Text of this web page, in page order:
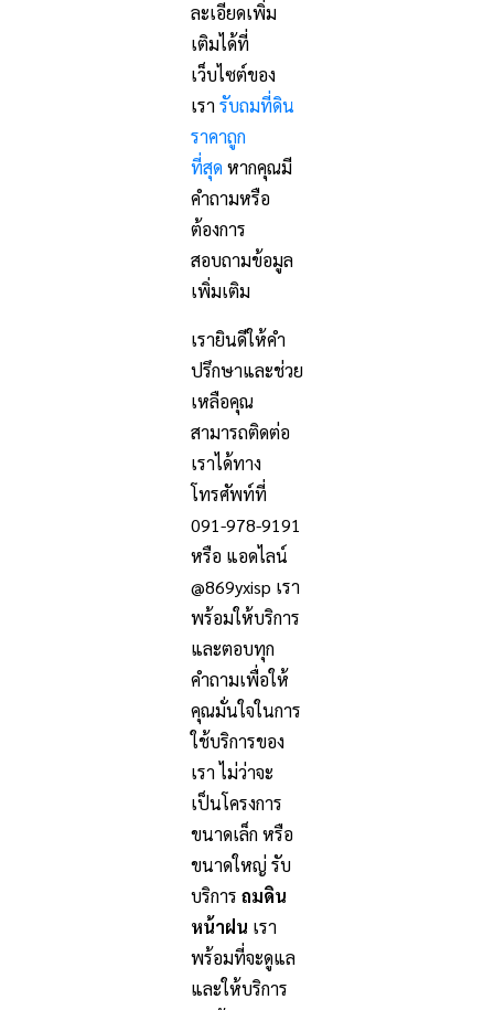
ละเอียดเพิ่ม
เติมได้ที่
เว็บไซต์ของ
เรา รับถมที่ดิน
ราคาถูก
ที่สุด หากคุณมี
คำถามหรือ
ต้องการ
สอบถามข้อมูล
เพิ่มเติม
เรายินดีให้คำ
ปรึกษาและช่วย
เหลือคุณ
สามารถติดต่อ
เราได้ทาง
โทรศัพท์ที่
091-978-9191
หรือ แอดไลน์
@869yxisp เรา
พร้อมให้บริการ
และตอบทุก
คำถามเพื่อให้
คุณมั่นใจในการ
ใช้บริการของ
เรา ไม่ว่าจะ
เป็นโครงการ
ขนาดเล็ก หรือ
ขนาดใหญ่ รับ
บริการ ถมดิน
หน้าฝน เรา
พร้อมที่จะดูแล
และให้บริการ